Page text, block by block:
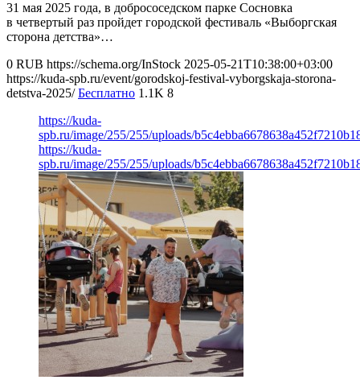
31 мая 2025 года, в добрососедском парке Сосновка
в четвертый раз пройдет городской фестиваль «Выборгская
сторона детства»…
0 RUB https://schema.org/InStock 2025-05-21T10:38:00+03:00
https://kuda-spb.ru/event/gorodskoj-festival-vyborgskaja-storona-
detstva-2025/ Бесплатно 1.1K 8
https://kuda-
spb.ru/image/255/255/uploads/
https://kuda-
spb.ru/image/255/255/uploads/